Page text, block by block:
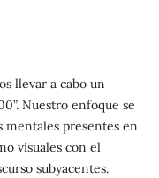
llevar a cabo un
Nuestro enfoque se
mentales presentes en
visuales con el
subyacentes.